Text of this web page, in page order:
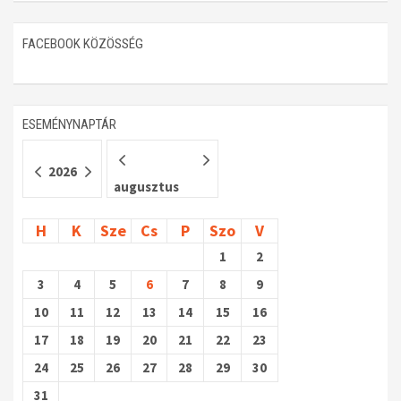
Műhelymunkák
FACEBOOK KÖZÖSSÉG
ESEMÉNYNAPTÁR
2026
augusztus
H K Sze Cs P Szo V
1
2
3
4 5 6 7 8
9
10
11 12 13 14 15
16
17
18 19 20 21 22
23
24
25 26 27 28 29
30
31